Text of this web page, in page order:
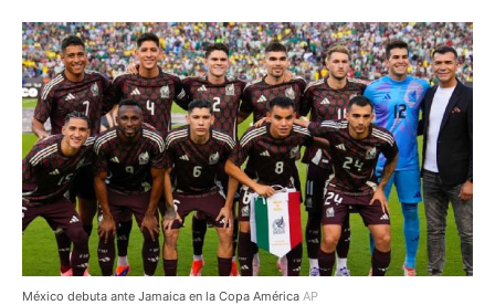
México debuta ante Jamaica en la Copa América AP